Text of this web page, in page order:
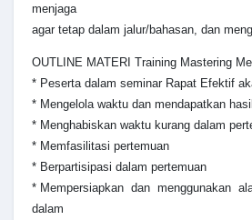
menjaga
agar tetap dalam jalur/bahasan, dan
OUTLINE MATERI Training Mastering
* Peserta dalam seminar Rapat Efektif
* Mengelola waktu dan mendapatkan hasil
* Menghabiskan waktu kurang dalam
* Memfasilitasi pertemuan
* Berpartisipasi dalam pertemuan
* Mempersiapkan dan menggunakan
dalam